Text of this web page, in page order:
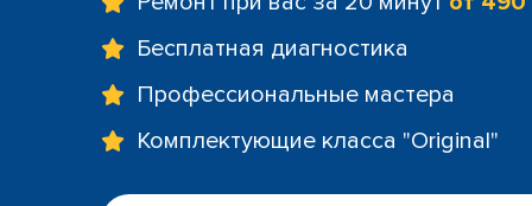
Бесплатная диагностика
Профессиональные мастера
Комплектующие класса "Original"